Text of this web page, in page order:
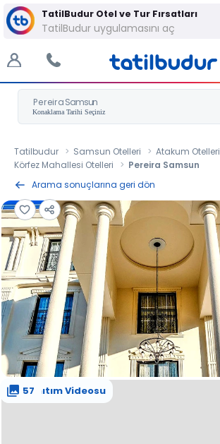
TatilBudur Otel ve Tur Fırsatları
TatilBudur uygulamasını aç
Pereira Samsun
Tatilbudur Samsun Otelleri
Atakum Otelleri
Körfez Mahallesi Otelleri
Pereira Samsun
Arama sonuçlarına geri dön
Tanıtım Videosu
57